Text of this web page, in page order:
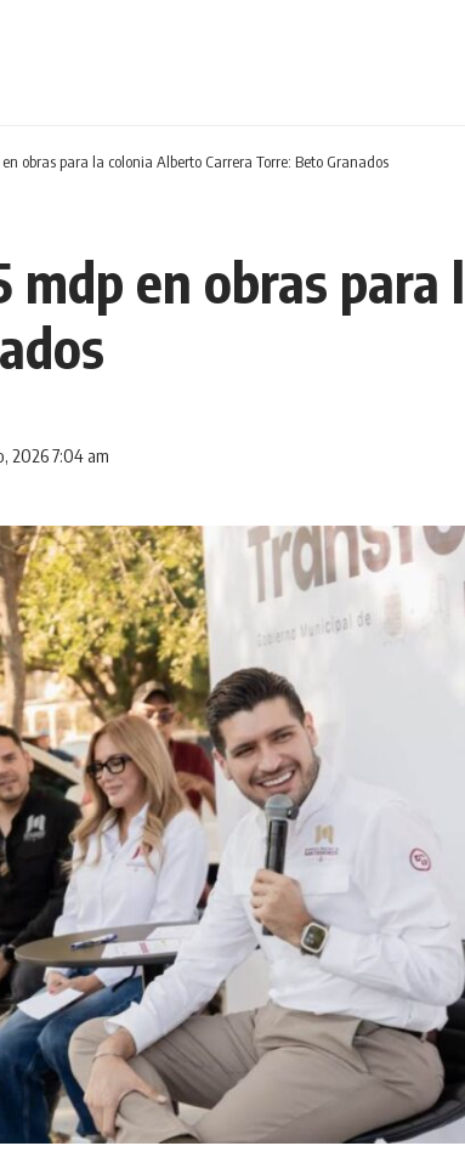
obras para la colonia Alberto Carrera Torre: Beto Granados
mdp en obras
2026 7:04 am